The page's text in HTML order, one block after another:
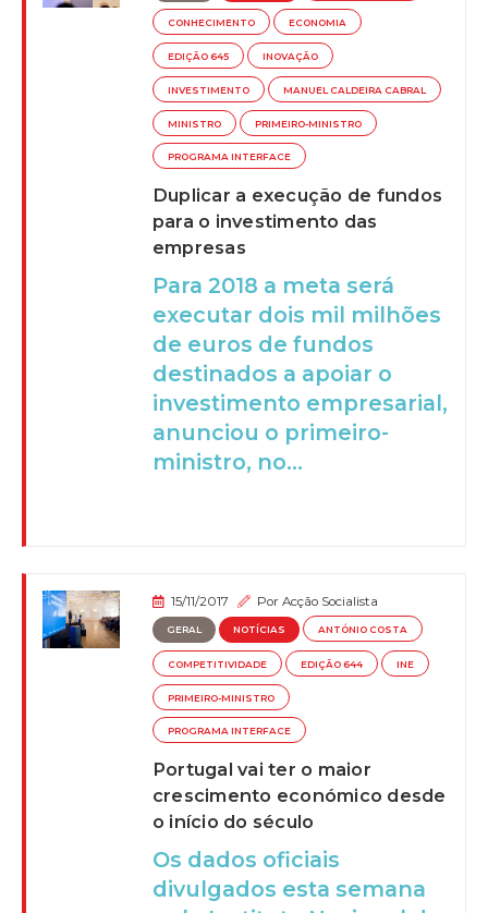
CONHECIMENTO ECONOMIA
EDIÇÃO 645 INOVAÇÃO
INVESTIMENTO MANUEL CALDEIRA CABRAL
MINISTRO PRIMEIRO-MINISTRO
PROGRAMA INTERFACE
Duplicar a execução de fundos
para o investimento das
empresas
Para 2018 a meta será
executar dois mil milhões
de euros de fundos
destinados a apoiar o
investimento empresarial,
anunciou o primeiro-
ministro, no...
15/11/2017 PorAcção Socialista
GERAL NOTÍCIAS ANTÓNIO COSTA
COMPETITIVIDADE EDIÇÃO 644 INE
PRIMEIRO-MINISTRO
PROGRAMA INTERFACE
Portugal vai ter o maior
crescimento económico desde
o início do século
Os dados oficiais
divulgados esta semana